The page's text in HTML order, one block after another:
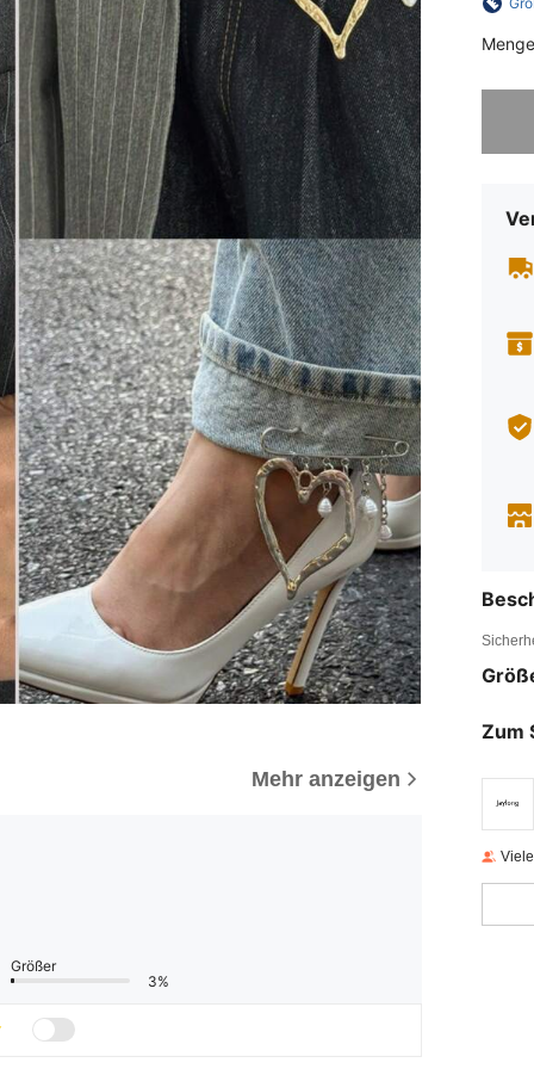
Mehr anzeigen
Größer
3%
Zum